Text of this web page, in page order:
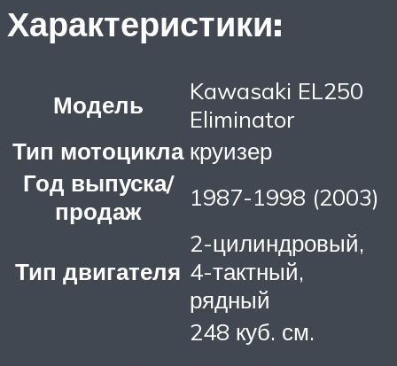
Характеристики:
Модель
Kawasaki EL250
Eliminator
Тип мотоцикла круизер
Год выпуска/
продаж
1987-1998 (2003)
Тип двигателя
2-цилиндровый,
4-тактный,
рядный
248 куб. см.